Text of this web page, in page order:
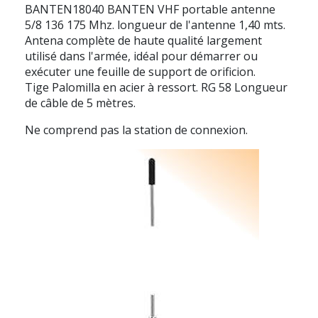
BANTEN18040 BANTEN VHF portable antenne
5/8 136 175 Mhz. longueur de l'antenne 1,40 mts.
Antena complète de haute qualité largement
utilisé dans l'armée, idéal pour démarrer ou
exécuter une feuille de support de orificion.
Tige Palomilla en acier à ressort. RG 58 Longueur
de câble de 5 mètres.
Ne comprend pas la station de connexion.